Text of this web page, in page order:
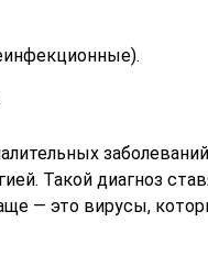
Такой диагноз
— это вирусы,